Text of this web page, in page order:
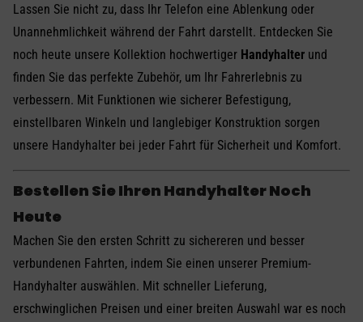
Lassen Sie nicht zu, dass Ihr Telefon eine Ablenkung oder
Unannehmlichkeit während der Fahrt darstellt. Entdecken Sie
noch heute unsere Kollektion hochwertiger Handyhalter und
finden Sie das perfekte Zubehör, um Ihr Fahrerlebnis zu
verbessern. Mit Funktionen wie sicherer Befestigung,
einstellbaren Winkeln und langlebiger Konstruktion sorgen
unsere Handyhalter bei jeder Fahrt für Sicherheit und Komfort.
Bestellen Sie Ihren Handyhalter Noch
Heute
Machen Sie den ersten Schritt zu sichereren und besser
verbundenen Fahrten, indem Sie einen unserer Premium-
Handyhalter auswählen. Mit schneller Lieferung,
erschwinglichen Preisen und einer breiten Auswahl war es noch